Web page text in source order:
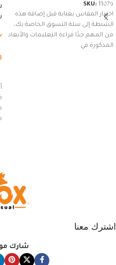
SKU: 11076
اختيار المقاس بعناية قبل إضافة هذه
الشنطة إلى سلة التسوق الخاصة بك،
من المهم جدًا قراءة التعليمات والأبعاد
المذكورة في
اشترك معنا
شارك